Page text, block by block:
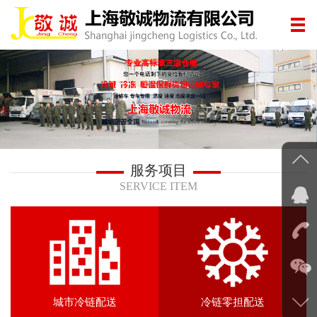
服务项目
SERVICE ITEM
城市冷链配送 冷链零担配送